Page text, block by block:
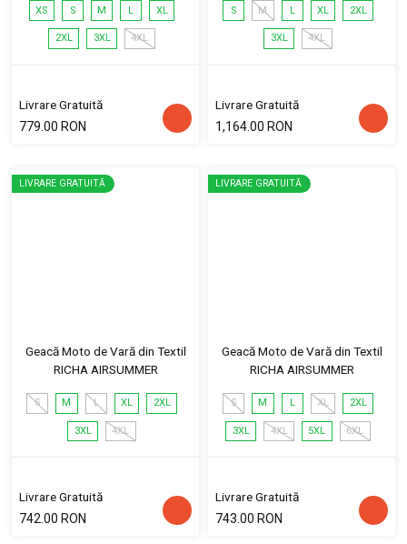
XS S M L XL
2XL 3XL 4XL
Livrare Gratuită
779.00 RON
S M L XL 2XL
3XL 4XL
Livrare Gratuită
1,164.00 RON
LIVRARE GRATUITĂ
Geacă Moto de Vară din Textil
RICHA AIRSUMMER
S M L XL 2XL
3XL 4XL
Livrare Gratuită
742.00 RON
LIVRARE GRATUITĂ
Geacă Moto de Vară din Textil
RICHA AIRSUMMER
S M L XL 2XL
3XL 4XL 5XL 6XL
Livrare Gratuită
743.00 RON